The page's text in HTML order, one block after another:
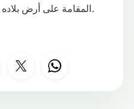
المقامة على أرض بلاده بسبب إصابة في أوتار الكاحل.